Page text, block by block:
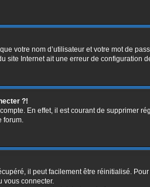
votre nom d’utilisateur et votre mot de
site Internet ait une erreur de configuration
?!
En effet, il est courant de
forum.
il peut facilement être réinitialisé.
vous connecter.